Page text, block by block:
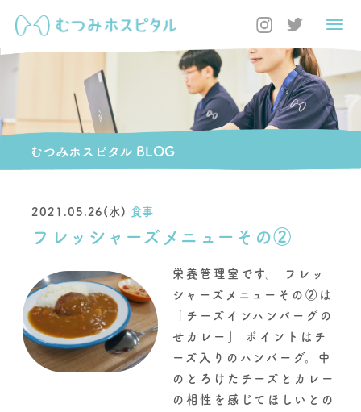
むつみホスピタル BLOG
2021.05.26(水) 食事
フレッシャーズメニューその②
栄養管理室です。 フレッ
シャーズメニューその②は
「チーズインハンバーグの
せカレー」 ポイントはチ
ーズ入りのハンバーグ。中
のとろけたチーズとカレー
の相性を感じてほしいとの